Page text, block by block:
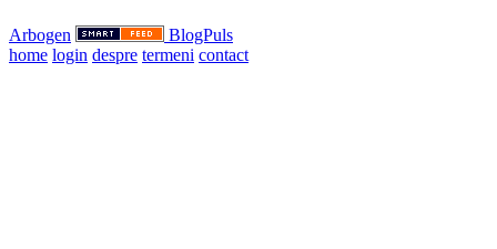
Arbogen
BlogPuls
home login despre termeni contact